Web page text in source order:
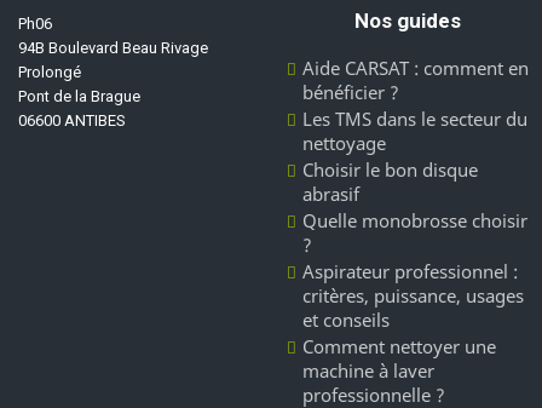
Ph06
94B Boulevard Beau Rivage
Prolongé
Pont de la Brague
06600 ANTIBES
Nos guides
Aide CARSAT : comment en
bénéficier ?
Les TMS dans le secteur du
nettoyage
Choisir le bon disque
abrasif
Quelle monobrosse choisir
?
Aspirateur professionnel :
critères, puissance, usages
et conseils
Comment nettoyer une
machine à laver
professionnelle ?